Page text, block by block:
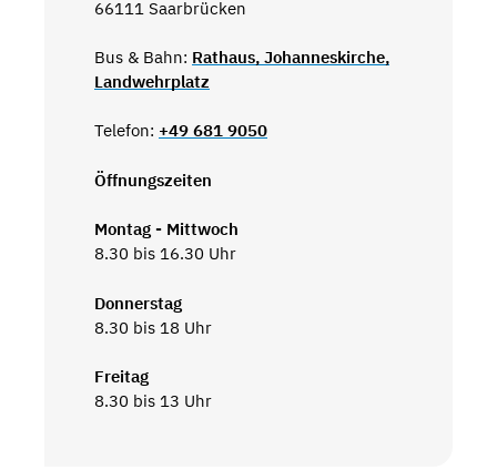
66111 Saarbrücken
Bus & Bahn: Rathaus, Johanneskirche,
Landwehrplatz
Telefon: +49 681 9050
Öffnungszeiten
Montag - Mittwoch
8.30 bis 16.30 Uhr
Donnerstag
8.30 bis 18 Uhr
Freitag
8.30 bis 13 Uhr